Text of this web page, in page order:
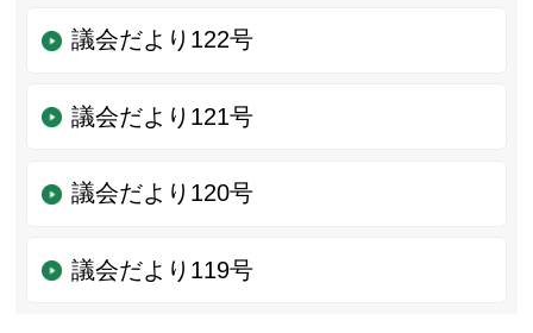
議会だより122号
議会だより121号
議会だより120号
議会だより119号